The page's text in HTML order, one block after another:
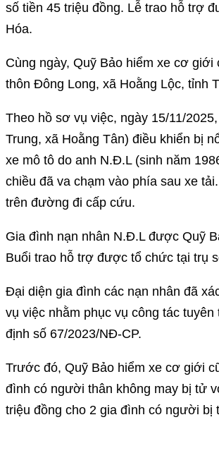
số tiền 45 triệu đồng. Lễ trao hỗ trợ
Hóa.
Cùng ngày, Quỹ Bảo hiểm xe cơ
thôn Đông Long, xã Hoằng Lộc, tỉnh
Theo hồ sơ vụ việc, ngày 15/11/
Trung, xã Hoằng Tân) điều khiển bị
xe mô tô do anh N.Đ.L (sinh năm
chiều đã va chạm vào phía sau xe
trên đường đi cấp cứu.
Gia đình nạn nhân N.Đ.L được Quỹ
Buổi trao hỗ trợ được tổ chức tại trụ
Đại diện gia đình các nạn nhân đã
vụ việc nhằm phục vụ công tác
định số 67/2023/NĐ-CP.
Trước đó, Quỹ Bảo hiểm xe cơ giới
đình có người thân không may bị tử
triệu đồng cho 2 gia đình có người bị